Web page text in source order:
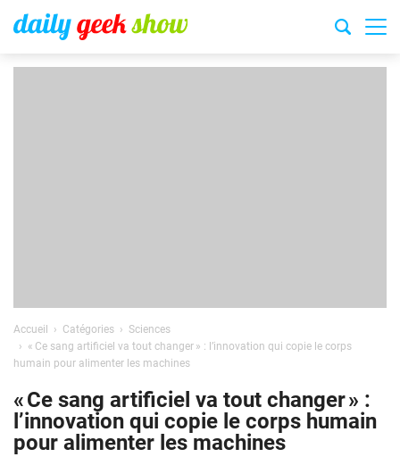
Accueil Catégories
Sciences
« Ce sang artificiel va tout changer » : l’innovation qui copie le corps
humain pour alimenter les machines
« Ce sang artificiel va tout changer » :
l’innovation qui copie le corps humain
pour alimenter les machines